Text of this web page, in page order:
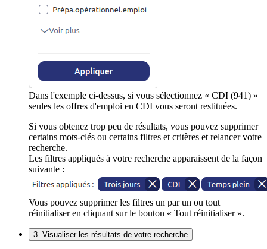
Dans l'exemple ci-dessus, si vous sélectionnez « CDI (941) »
seules les offres d'emploi en CDI vous seront restituées.
Si vous obtenez trop peu de résultats, vous pouvez supprimer
certains mots-clés ou certains filtres et critères et relancer votre
recherche.
Les filtres appliqués à votre recherche apparaissent de la façon
suivante :
Vous pouvez supprimer les filtres un par un ou tout
réinitialiser en cliquant sur le bouton « Tout réinitialiser ».
3. Visualiser les résultats de votre recherche